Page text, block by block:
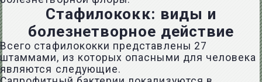
Стафилококк: виды и
болезнетворное действие
Всего стафилококки представлены 27
штаммами, из которых опасными для человека
являются следующие.